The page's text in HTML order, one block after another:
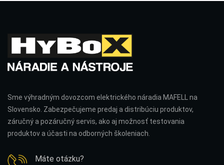
Sme výhradným dovozcom elektrického náradia MAFELL na
Slovensko. Zabezpečujeme predaj a distribúciu produktov,
záručný a pozáručný servis, ako aj možnosť testovania
produktov a účasti na odborných školeniach.
Máte otázku?